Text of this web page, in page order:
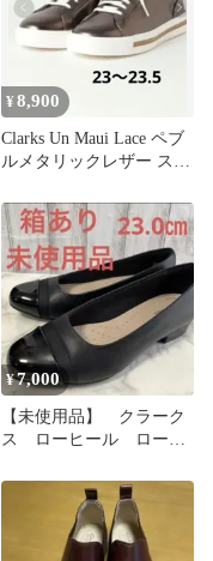
¥8,900
Clarks Un Maui Lace ペブ
ルメタリックレザー スニ
¥7,000
【未使用品】 クラーク
ス ローヒール ローフ
り 23.0㎝